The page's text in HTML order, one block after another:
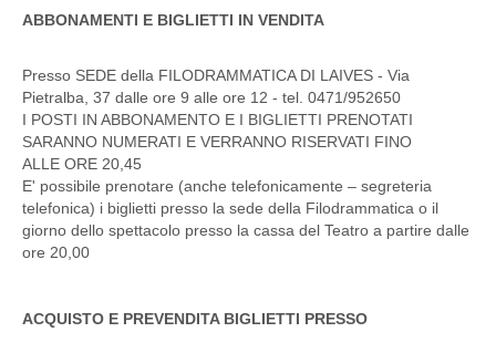
ABBONAMENTI E BIGLIETTI IN VENDITA
Presso SEDE della FILODRAMMATICA DI LAIVES - Via
Pietralba, 37 dalle ore 9 alle ore 12 - tel. 0471/952650
I POSTI IN ABBONAMENTO E I BIGLIETTI PRENOTATI
SARANNO NUMERATI E VERRANNO RISERVATI FINO
ALLE ORE 20,45
E' possibile prenotare (anche telefonicamente – segreteria
telefonica) i biglietti presso la sede della Filodrammatica o il
giorno dello spettacolo presso la cassa del Teatro a partire dalle
ore 20,00
ACQUISTO E PREVENDITA BIGLIETTI PRESSO